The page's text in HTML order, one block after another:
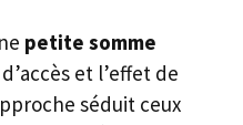
petite somme
et l’effet de
séduit ceux